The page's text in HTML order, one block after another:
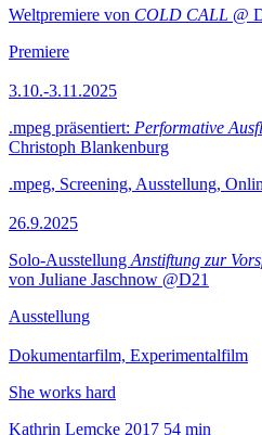
Weltpremiere von COLD CALL @
Premiere
3.10.-3.11.2025
.mpeg präsentiert: Performative
Christoph Blankenburg
.mpeg, Screening, Ausstellung,
26.9.2025
Solo-Ausstellung Anstiftung zur
von Juliane Jaschnow @D21
Ausstellung
Dokumentarfilm, Experimentalfilm
She works hard
Kathrin Lemcke 2017 54 min